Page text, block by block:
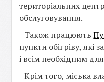
територіальних
обслуговування.
Також працюють
пункти обігріву, які
і всім необхідним
Крім того, міська